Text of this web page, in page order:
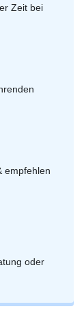
Zeit bei
empfehlen
oder